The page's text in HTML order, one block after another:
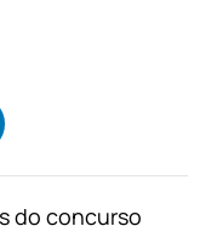
do concurso